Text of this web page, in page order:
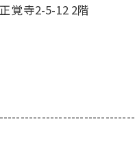
覚寺2-5-12 2階